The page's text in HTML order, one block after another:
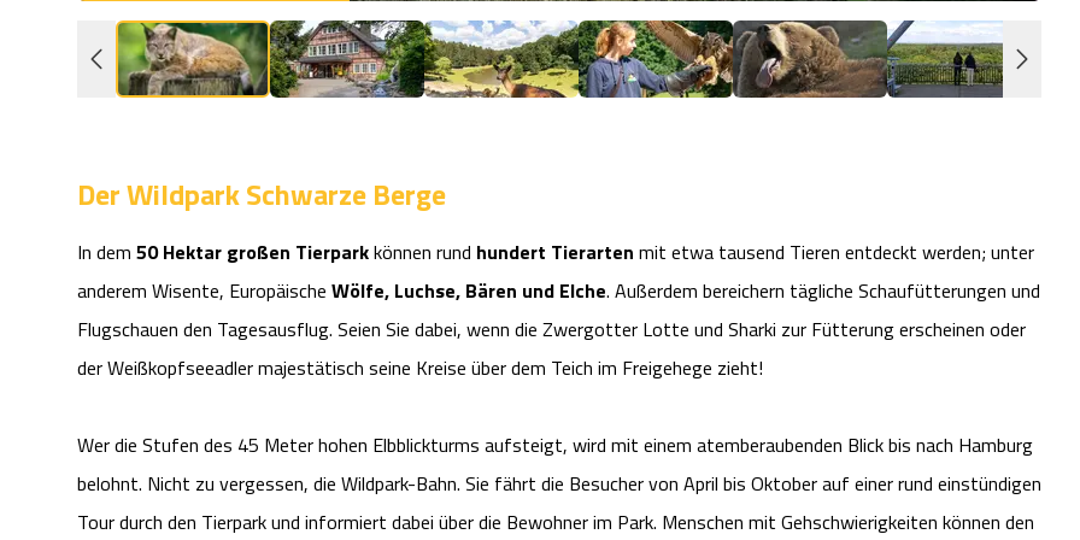
Der Wildpark Schwarze Berge
In dem 50 Hektar großen Tierparkkönnen rund hundert Tierarten mit etwa tausend Tieren entdeckt werden; unter
anderem Wisente, Europäische Wölfe, Luchse, Bären und Elche. Außerdem bereichern tägliche Schaufütterungen und
Flugschauen den Tagesausflug. Seien Sie dabei, wenn die Zwergotter Lotte und Sharki zur Fütterung erscheinen oder
der Weißkopfseeadler majestätisch seine Kreise über dem Teich im Freigehege zieht!
Wer die Stufen des 45 Meter hohen Elbblickturms aufsteigt, wird mit einem atemberaubenden Blick bis nach Hamburg
belohnt. Nicht zu vergessen, die Wildpark-Bahn. Sie fährt die Besucher von April bis Oktober auf einer rund einstündigen
Tour durch den Tierpark und informiert dabei über die Bewohner im Park. Menschen mit Gehschwierigkeiten können den